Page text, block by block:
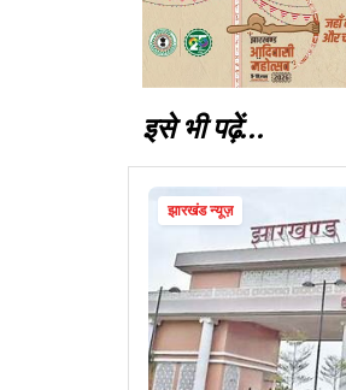
इसे भी पढ़ें...
झारखंड न्यूज़